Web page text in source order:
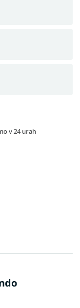
v 24 urah